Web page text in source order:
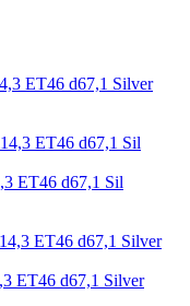
ET46 d67,1 Silver
ET46 d67,1 Sil
ET46 d67,1 Silver